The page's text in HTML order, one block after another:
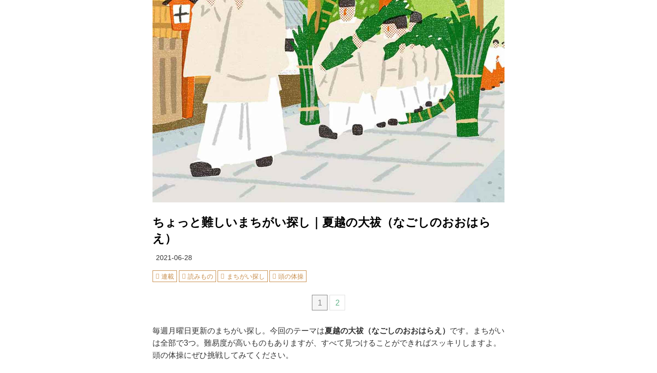
ちょっと難しいまちがい探し｜夏越の大祓（なごしのおおはら
え）
2021-06-28
連載 読みもの まちがい探し 頭の体操
1 2
毎週月曜日更新のまちがい探し。今回のテーマは夏越の大祓（なごしのおおはらえ） です。まちがい
は全部で3つ。難易度が高いものもありますが、すべて見つけることができればスッキリしますよ。
頭の体操にぜひ挑戦してみてください。